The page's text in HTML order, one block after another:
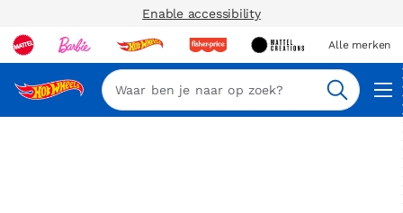
Enable accessibility
Alle merken
Zoeken